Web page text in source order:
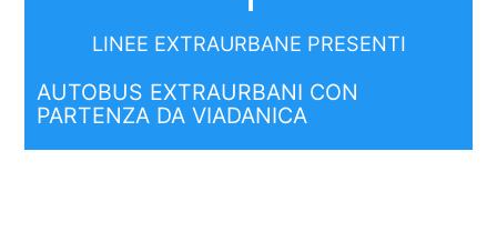
LINEE EXTRAURBANE PRESENTI
AUTOBUS EXTRAURBANI CON
PARTENZA DA VIADANICA